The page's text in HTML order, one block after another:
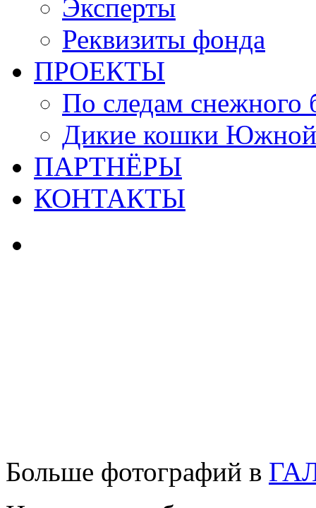
Эксперты
Реквизиты фонда
ПРОЕКТЫ
По следам снежного
Дикие кошки
ПАРТНЁРЫ
КОНТАКТЫ
Больше фотографий в